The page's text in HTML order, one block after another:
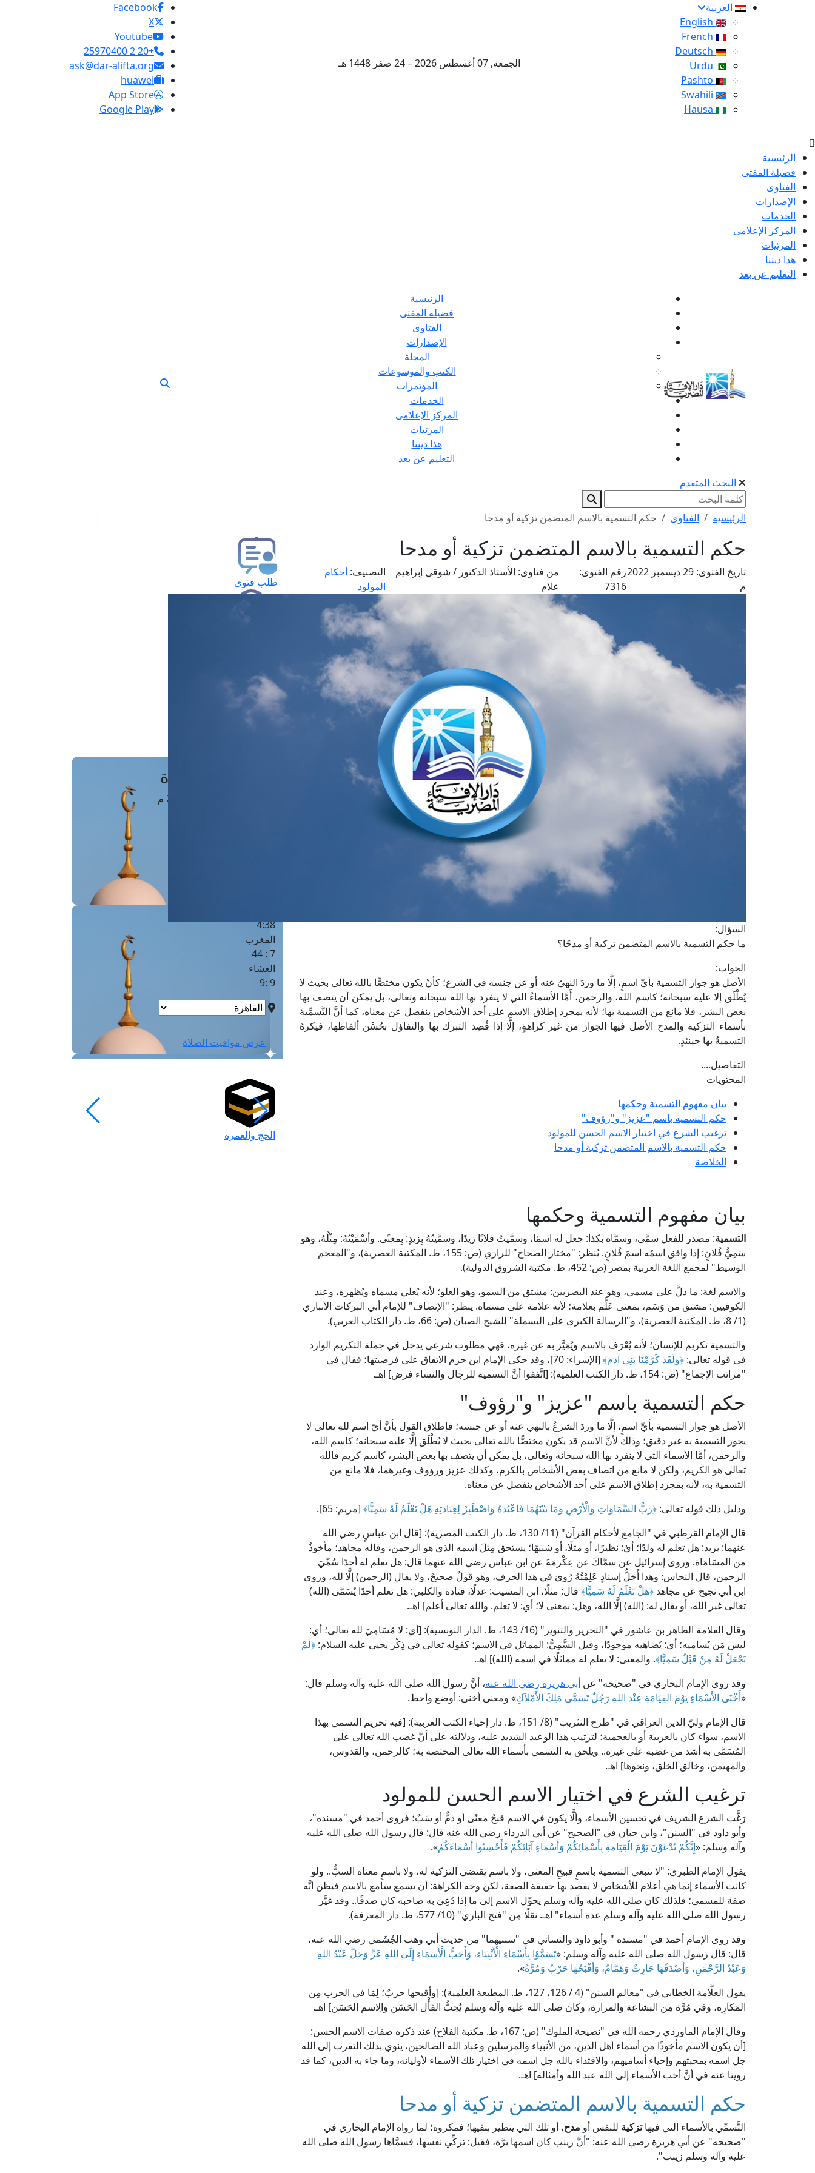
العربية
الجمعة, 07 أغسطس 2026 – 24 صفر 1448 هـ
Facebook
X
Youtube
+20 2 25970400
ask@dar-alifta.org
huawei
App Store
Google Play
الرئيسية
فضيلة المفتى
الفتاوى
الإصدارات
الخدمات
المركز الإعلامى
المرئيات
هذا ديننا
التعليم عن بعد
الرئيسية
فضيلة المفتى
الفتاوى
الإصدارات
المجلة
الكتب والموسوعات
المؤتمرات
الخدمات
المركز الإعلامى
المرئيات
هذا ديننا
التعليم عن بعد
البحث المتقدم
الرئيسية الفتاوى حكم التسمية بالاسم المتضمن تزكية أو مدحا
حكم التسمية بالاسم المتضمن تزكية أو مدحا
تاريخ الفتوى:
29 ديسمبر 2022
م
رقم الفتوى:
7316
من فتاوى: الأستاذ الدكتور / شوقي إبراهيم
علام
التصنيف: أحكام
المولود
السؤال:
ما حكم التسمية بالاسم المتضمن تزكية أو مدحًا؟
الجواب:
الأصل هو جواز التسمية بأيِّ اسمٍ، إلَّا ما وردَ النهيُ عنه أو عن جنسه في الشرع؛ كأنْ يكون مختصًّا بالله تعالى بحيث لا
يُطْلَق إلا عليه سبحانه؛ كاسم الله، والرحمن، أَمَّا الأسماءُ التي لا ينفرد بها الله سبحانه وتعالى، بل يمكن أن يتصف بها
بعض البشر، فلا مانع من التسمية بها؛ لأنه بمجرد إطلاق الاسم على أحد الأشخاص ينفصل عن معناه، كما أنَّ التَّسمِّيةَ
بأسماء التزكية والمدح الأصل فيها الجواز من غير كراهةٍ، إلَّا إذا قُصِد التبرك بها والتفاؤل بحُسْن ألفاظها، فيكرهُ
التسميةُ بها حينئذٍ.
التفاصيل....
المحتويات
بيان مفهوم التسمية وحكمها
حكم التسمية باسم "عزيز" و"رؤوف"
ترغيب الشرع في اختيار الاسم الحسن للمولود
حكم التسمية بالاسم المتضمن تزكية أو مدحا
الخلاصة
بيان مفهوم التسمية وحكمها
التسمية: مصدر للفعل سمَّى، وسمَّاه بكذا: جعل له اسمًا، وسمَّيتُ فلانًا زيدًا، وسمَّيتُهُ بِزيدٍ: بِمعنًى. وأسْمَيْتُهُ: مِثْلُهُ، وهو
سَمِيُّ فُلانٍ: إذا وافق اسمُه اسمَ فُلانٍ. يُنظر: "مختار الصحاح" للرازي (ص: 155، ط. المكتبة العصرية)، و"المعجم
الوسيط" لمجمع اللغة العربية بمصر (ص: 452، ط. مكتبة الشروق الدولية).
والاسم لغة: ما دلَّ على مسمى، وهو عند البصريين: مشتق من السمو، وهو العلو؛ لأنه يُعلي مسماه ويُظهره، وعند
الكوفيين: مشتق من وَسَم، بمعنى عَلَّم بعلامة؛ لأنه علامة على مسماه. ينظر: "الإنصاف" للإمام أبي البركات الأنباري
(1/ 8، ط. المكتبة العصرية)، و"الرسالة الكبرى على البسملة" للشيخ الصبان (ص: 66، ط. دار الكتاب العربي).
والتسمية تكريم للإنسان؛ لأنه يُعْرَف بالاسم ويُمَيَّز به عن غيره، فهي مطلوب شرعي يدخل في جملة التكريم الوارد
في قوله تعالى: ﴿وَلَقَدْ كَرَّمْنَا بَنِي آدَمَ﴾
[الإسراء: 70]، وقد حكى الإمام ابن حزم الاتفاق على فرضيتها؛ فقال في
"مراتب الإجماع" (ص: 154، ط. دار الكتب العلمية): [اتَّفقوا أنَّ التسمية للرجال والنساء فرض] اهـ.
حكم التسمية باسم "عزيز" و"رؤوف"
الأصل هو جواز التسمية بأيِّ اسمٍ، إلَّا ما وردَ الشرعُ بالنهي عنه أو عن جنسه؛ فإطلاق القول بأنَّ أيّ اسم للهِ تعالى لا
يجوز التسمية به غير دقيق؛ وذلك لأنَّ الاسم قد يكون مختصًّا بالله تعالى بحيث لا يُطْلَق إلَّا عليه سبحانه؛ كاسم الله،
والرحمن، أمَّا الأسماء التي لا ينفرد بها الله سبحانه وتعالى، بل يمكن أن يتصف بها بعض البشر، كاسم كريم فالله
تعالى هو الكريم، ولكن لا مانع من اتصاف بعض الأشخاص بالكرم، وكذلك عزيز ورؤوف وغيرهما، فلا مانع من
التسمية به، لأنه بمجرد إطلاق الاسم على أحد الأشخاص ينفصل عن معناه.
ودليل ذلك قوله تعالى: ﴿رَبُّ السَّمَاوَاتِ وَالْأَرْضِ وَمَا بَيْنَهُمَا فَاعْبُدْهُ وَاصْطَبِرْ لِعِبَادَتِهِ هَلْ تَعْلَمُ لَهُ سَمِيًّا﴾ [مريم: 65].
قال الإمام القرطبي في "الجامع لأحكام القرآن" (11/ 130، ط. دار الكتب المصرية): [قال ابن عباسٍ رضي الله
عنهما: يريد: هل تعلم له ولدًا؛ أيْ: نظيرًا، أو مثلًا، أو شبيهًا؛ يستحق مِثلَ اسمه الذي هو الرحمن، وقاله مجاهد؛ مأخوذٌ
من المسَامَاة. وروى إسرائيل عن سمَّاكَ عن عِكْرمَةَ عن ابن عباس رضي الله عنهما قال: هل تعلم له أحدًا سُمِّيَ
الرحمن، قال النحاس: وهذا أَجَلُّ إسنادٍ عَلِمْتُهُ رُويَ في هذا الحرف، وهو قولٌ صحيحٌ، ولا يقال (الرحمن) إلَّا لله، وروى
ابن أبي نجيح عن مجاهد ﴿هَلْ تَعْلَمُ لَهُ سَمِيًّا﴾ قال: مثلًا، ابن المسيب: عدلًا، قتادة والكلبي: هل تعلم أحدًا يُسَمَّى (الله)
تعالى غير الله، أو يقال له: (الله) إلَّا الله، وهل: بمعنى لا؛ أي: لا تعلم. والله تعالى أعلم] اهـ.
وقال العلامة الطاهر بن عاشور في "التحرير والتنوير" (16/ 143، ط. الدار التونسية): [أي: لا مُسَامِيَ لله تعالى؛ أي:
ليس مَن يُساميه؛ أي: يُضاهيه موجودًا، وقيل السَّمِيُّ: المماثل في الاسم؛ كقوله تعالى في ذِكْر يحيى عليه السلام: ﴿لَمْ
نَجْعَلْ لَهُ مِنْ قَبْلُ سَمِيًّا﴾. والمعنى: لا تعلم له مماثلًا في اسمه (الله)] اهـ.
وقد روى الإمام البخاري في "صحيحه" عن أبي هريرة رضي الله عنه، أنَّ رسول الله صلى الله عليه وآله وسلم قال:
«أَخْنَى الأَسْمَاءِ يَوْمَ القِيَامَةِ عِنْدَ اللهِ رَجُلٌ تَسَمَّى مَلِكَ الأَمْلاَكِ» ومعنى أخنى: أوضع وأحط.
قال الإمام وليّ الدين العراقي في "طرح التثريب" (8/ 151، ط. دار إحياء الكتب العربية): [فيه تحريم التسمي بهذا
الاسم، سواء كان بالعربية أو بالعجمية؛ لترتيب هذا الوعيد الشديد عليه، ودلالته على أنَّ غضب الله تعالى على
المُسَمَّى به أشد من غضبه على غيره.. ويلحق به التسمي بأسماء الله تعالى المختصة به؛ كالرحمن، والقدوس،
والمهيمن، وخالق الخلق، ونحوها] اهـ.
ترغيب الشرع في اختيار الاسم الحسن للمولود
رَغَّب الشرع الشريف في تحسين الأسماء، وألَّا يكون في الاسم قبحُ معنًى أو ذمٌّ أو سَبٌ؛ فروى أحمد في "مسنده"،
وأبو داود في "السنن"، وابن حبان في "الصحيح" عن أبي الدرداء رضي الله عنه قال: قال رسول الله صلى الله عليه
وآله وسلم: «إِنَّكُمْ تُدْعَوْنَ يَوْمَ الْقِيَامَةِ بِأَسْمَائِكُمْ وَأَسْمَاءِ آبَائِكُمْ فَأَحْسِنُوا أَسْمَاءَكُمْ».
يقول الإمام الطبري: "لا تنبغي التسمية باسمٍ قبيحِ المعنى، ولا باسم يقتضي التزكية له، ولا باسمٍ معناه السبُّ.. ولو
كانت الأسماء إنما هي أعلام للأشخاص لا يقصد بها حقيقة الصفة، لكن وجه الكراهة: أن يسمع سامع بالاسم فيظن أنَّه
صفة للمسمى؛ فلذلك كان صلى الله عليه وآله وسلم يحوِّل الاسم إلى ما إذا دُعِيَ به صاحبه كان صدقًا.. وقد غيَّر
رسول الله صلى الله عليه وآله وسلم عدة أسماء" اهـ. نقلًا مِن "فتح الباري" (10/ 577، ط. دار المعرفة).
وقد روى الإمام أحمد في "مسنده " وأبو داود والنسائي في "سننيهما" مِن حديث أبي وهب الجُشَمي رضي الله عنه،
قال: قال رسول الله صلى الله عليه وآله وسلم: «تَسَمَّوْا بِأَسْمَاءِ الْأَنْبِيَاءِ، وَأَحَبُّ الْأَسْمَاءِ إِلَى اللهِ عَزَّ وَجَلَّ عَبْدُ اللهِ
وَعَبْدُ الرَّحْمَنِ، وَأَصْدَقُهَا حَارِثٌ وَهَمَّامٌ، وَأَقْبَحُهَا حَرْبٌ وَمُرَّةُ».
يقول العلَّامة الخطابي في "معالم السنن" (4 / 126، 127، ط. المطبعة العلمية): [وأقبحها حربٌ؛ لِمَا في الحرب مِن
المَكارِه، وفي مُرَّة مِن البشاعة والمرارة، وكان صلى الله عليه وآله وسلم يُحِبُّ الفَأْل الحَسَن والِاسم الحَسَن] اهـ.
وقال الإمام الماوردي رحمه الله في "نصيحة الملوك" (ص: 167، ط. مكتبة الفلاح) عند ذكره صفات الاسم الحسن:
[أن يكون الاسم مأخوذًا من أسماء أهل الدين، من الأنبياء والمرسلين وعباد الله الصالحين، ينوي بذلك التقرب إلى الله
جل اسمه بمحبتهم وإحياء أساميهم، والاقتداء بالله جل اسمه في اختيار تلك الأسماء لأوليائه، وما جاء به الدين، كما قد
روينا عنه في أنَّ أحب الأسماء إلى الله عبد الله وأمثاله] اهـ.
حكم التسمية بالاسم المتضمن تزكية أو مدحا
التَّسمِّي بالأسماء التي فيهاتزكية للنفس أو مدح، أو تلك التي يتطير بنفيها؛ فمكروه؛ لما رواه الإمام البخاري في
"صحيحه" عن أبي هريرة رضي الله عنه: "أنَّ زينب كان اسمها بَرَّة، فقيل: تزكِّي نفسها، فسمَّاها رسول الله صلى الله
عليه وآله وسلم زينب".
طلب فتوى
حجز موعد
مَواقِيتُ الصَّـــلاة
4:38
المغرب
7 : 44
العشاء
9 :9
عرض مواقيت الصلاة
الحج والعمرة